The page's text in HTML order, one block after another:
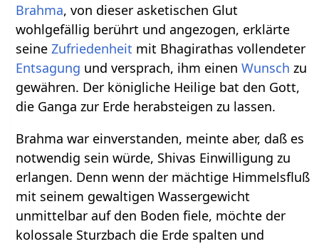
Brahma, von dieser asketischen Glut
wohlgefällig berührt und angezogen, erklärte
seineZufriedenheit mit Bhagirathas vollendeter
Entsagung und versprach, ihm einenWunsch zu
gewähren. Der königliche Heilige bat den Gott,
die Ganga zur Erde herabsteigen zu lassen.
Brahma war einverstanden, meinte aber, daß es
notwendig sein würde, Shivas Einwilligung zu
erlangen. Denn wenn der mächtige Himmelsfluß
mit seinem gewaltigen Wassergewicht
unmittelbar auf den Boden fiele, möchte der
kolossale Sturzbach die Erde spalten und